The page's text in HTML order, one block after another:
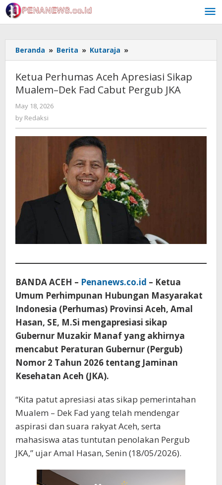
Skip
to
content
Beranda » Berita » Kutaraja »
Perhumas
Apresiasi
Sikap
Ketua Perhumas Aceh Apresiasi Sikap
Mualem–Dek Fad Cabut Pergub JKA
May 18, 2026
by Redaksi
BANDA ACEH – Penanews.co.id – Ketua
Umum Perhimpunan Hubungan Masyarakat
Indonesia (Perhumas) Provinsi Aceh, Amal
Hasan, SE, M.Si mengapresiasi sikap
Gubernur Muzakir Manaf yang akhirnya
mencabut Peraturan Gubernur (Pergub)
Nomor 2 Tahun 2026 tentang Jaminan
Kesehatan Aceh (JKA).
“Kita patut apresiasi atas sikap pemerintahan
Mualem – Dek Fad yang telah mendengar
aspirasi dan suara rakyat Aceh, serta
mahasiswa atas tuntutan penolakan Pergub
JKA,” ujar Amal Hasan, Senin (18/05/2026).